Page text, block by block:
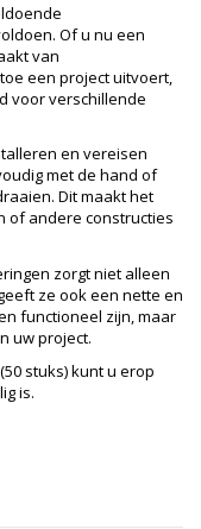
Of u nu een
van
een project uitvoert,
voor verschillende
en vereisen
met de hand of
Dit maakt het
of andere constructies
zorgt niet alleen
ze ook een nette en
functioneel zijn, maar
uw project.
stuks) kunt u erop
is.